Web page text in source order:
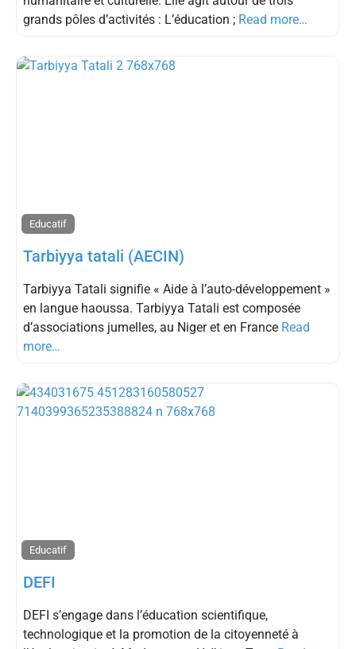
grands pôles d’activités : L’éducation ; Read more…
Educatif
Tarbiyya tatali (AECIN)
Tarbiyya Tatali signifie « Aide à l’auto-développement »
en langue haoussa. Tarbiyya Tatali est composée
d’associations jumelles, au Niger et en France Read
more…
Educatif
DEFI
DEFI s’engage dans l’éducation scientifique,
technologique et la promotion de la citoyenneté à